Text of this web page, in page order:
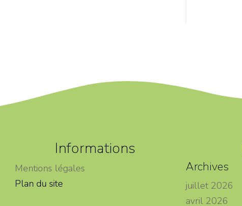
Informations
Mentions légales
Plan du site
Archives
juillet 2026
avril 2026